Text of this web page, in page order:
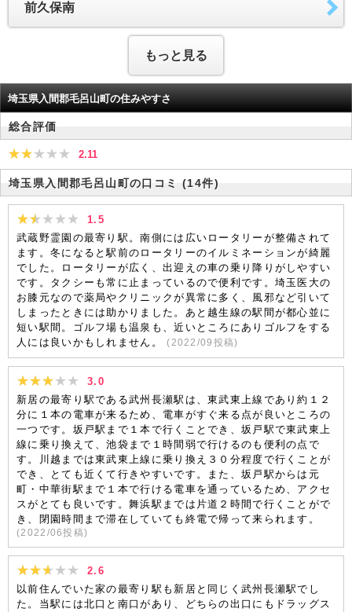
前久保南
もっと見る
埼玉県入間郡毛呂山町の住みやすさ
総合評価
2.11
埼玉県入間郡毛呂山町の口コミ (14件)
1.5
武蔵野霊園の最寄り駅。南側には広いロータリーが整備されて
ます。冬になると駅前のロータリーのイルミネーションが綺麗
でした。ロータリーが広く、出迎えの車の乗り降りがしやすい
です。タクシーも常に止まっているので便利です。埼玉医大の
お膝元なので薬局やクリニックが異常に多く、風邪など引いて
しまったときには助かりました。あと越生線の駅間が都心並に
短い駅間。ゴルフ場も温泉も、近いところにありゴルフをする
人には良いかもしれません。
(2022/09 投稿)
3.0
新居の最寄り駅である武州長瀬駅は、東武東上線であり約１２
分に１本の電車が来るため、電車がすぐ来る点が良いところの
一つです。坂戸駅まで１本で行くことでき、坂戸駅で東武東上
線に乗り換えて、池袋まで１時間弱で行けるのも便利の点で
す。川越までは東武東上線に乗り換え３０分程度で行くことが
でき、とても近くて行きやすいです。また、坂戸駅からは元
町・中華街駅まで１本で行ける電車を通っているため、アクセ
スがとても良いです。舞浜駅までは片道２時間で行くことがで
き、閉園時間まで滞在していても終電で帰って来られます。
(2022/06投稿)
2.6
以前住んでいた家の最寄り駅も新居と同じく武州長瀬駅でし
た。当駅には北口と南口があり、どちらの出口にもドラッグス